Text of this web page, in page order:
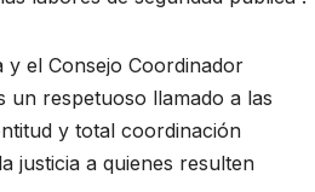
y el Consejo Coordinador
un respetuoso llamado a las
y total coordinación
justicia a quienes resulten